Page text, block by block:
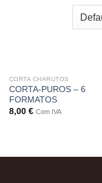
CORTA CHARUTOS
CORTA-PUROS – 6
FORMATOS
8,00 € Com IVA